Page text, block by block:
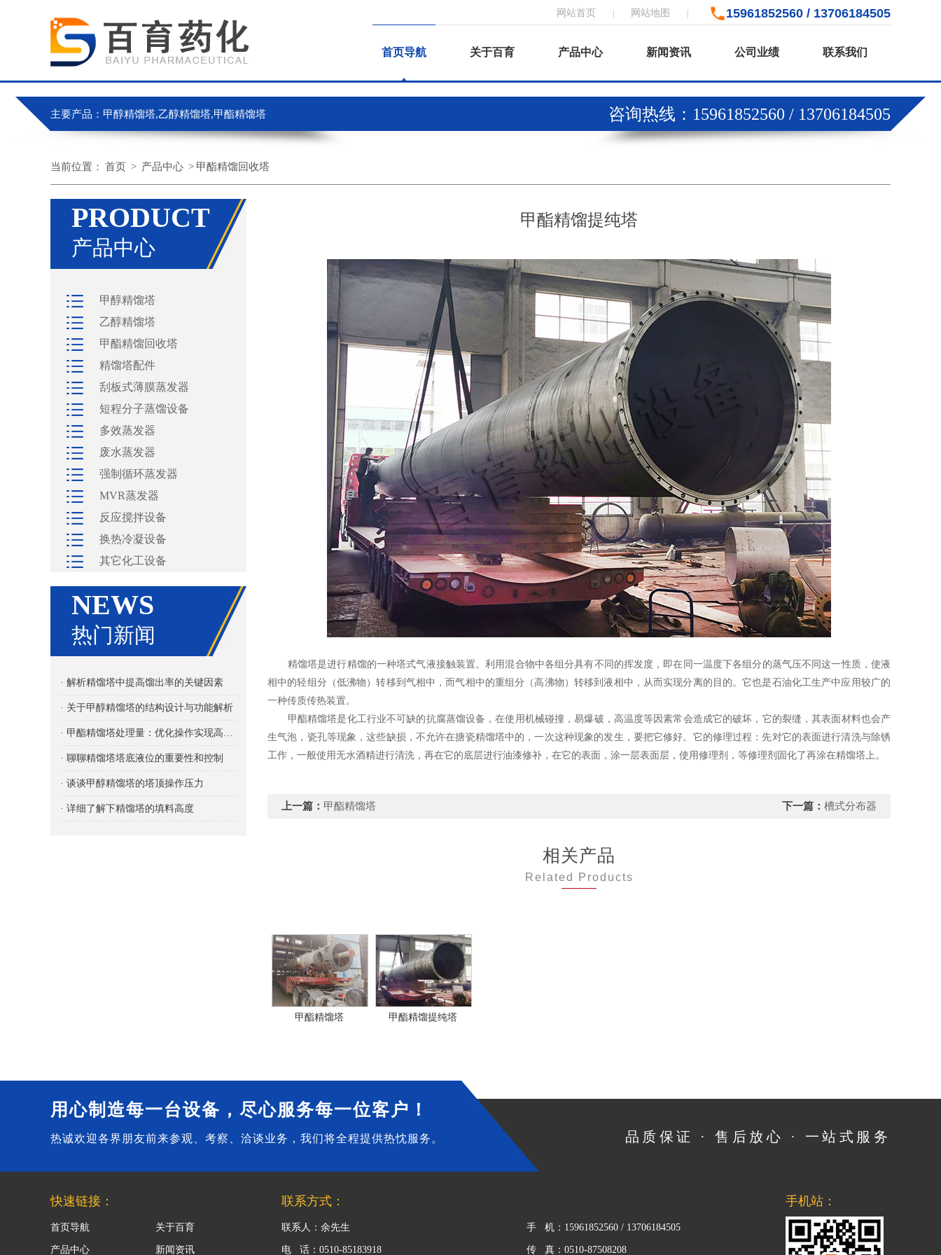
网站首页 网站地图 15961852560 / 13706184505
首页导航 关于百育 产品中心 新闻资讯 公司业绩 联系我们
主要产品：甲醇精馏塔,乙醇精馏塔,甲酯精馏塔 咨询热线：15961852560 / 13706184505
当前位置： 首页 > 产品中心 > 甲酯精馏回收塔
PRODUCT
产品中心
甲醇精馏塔
乙醇精馏塔
甲酯精馏回收塔
精馏塔配件
刮板式薄膜蒸发器
短程分子蒸馏设备
多效蒸发器
废水蒸发器
强制循环蒸发器
MVR蒸发器
反应搅拌设备
换热冷凝设备
其它化工设备
NEWS
热门新闻
· 解析精馏塔中提高馏出率的关键因素
· 关于甲醇精馏塔的结构设计与功能解析
· 甲酯精馏塔处理量：优化操作实现高效分离
· 聊聊精馏塔塔底液位的重要性和控制
· 谈谈甲醇精馏塔的塔顶操作压力
· 详细了解下精馏塔的填料高度
甲酯精馏提纯塔
精馏塔是进行精馏的一种塔式气液接触装置。利用混合物中各组分具有不同的挥发度，即在同一温度下各组分的蒸气压不同这一性质，使液
相中的轻组分（低沸物）转移到气相中，而气相中的重组分（高沸物）转移到液相中，从而实现分离的目的。它也是石油化工生产中应用较广的
一种传质传热装置。
甲酯精馏塔是化工行业不可缺的抗腐蒸馏设备，在使用机械碰撞，易爆破，高温度等因素常会造成它的破坏，它的裂缝，其表面材料也会产
生气泡，瓷孔等现象，这些缺损，不允许在搪瓷精馏塔中的，一次这种现象的发生，要把它修好。它的修理过程：先对它的表面进行清洗与除锈
工作，一般使用无水酒精进行清洗，再在它的底层进行油漆修补，在它的表面，涂一层表面层，使用修理剂，等修理剂固化了再涂在精馏塔上。
上一篇： 甲酯精馏塔 下一篇： 槽式分布器
相关产品
Related Products
甲酯精馏塔 甲酯精馏提纯塔
用心制造每一台设备，尽心服务每一位客户！
热诚欢迎各界朋友前来参观、考察、洽谈业务，我们将全程提供热忱服务。 品质保证 · 售后放心 · 一站式服务
快速链接：
首页导航 关于百育
产品中心 新闻资讯
联系方式：
联系人：余先生 手 机：15961852560 / 13706184505
电 话：0510-85183918 传 真：0510-87508208
手机站：